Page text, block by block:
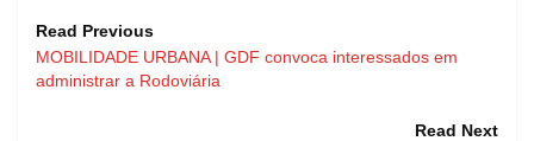
Read Previous
MOBILIDADE URBANA | GDF convoca interessados em
administrar a Rodoviária
Read Next